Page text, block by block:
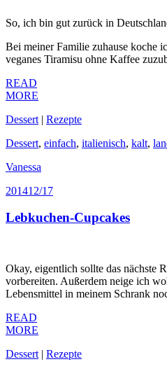
So, ich bin gut zurück in
Bei meiner Familie zuhause koche
veganes Tiramisu ohne Kaffee
READ
MORE
Dessert | Rezepte
Dessert, einfach, italienisch, kalt,
Vanessa
201412/17
Lebkuchen-Cupcakes
Okay, eigentlich sollte das nächste
vorbereiten. Außerdem neige ich
Lebensmittel in meinem Schrank
READ
MORE
Dessert | Rezepte